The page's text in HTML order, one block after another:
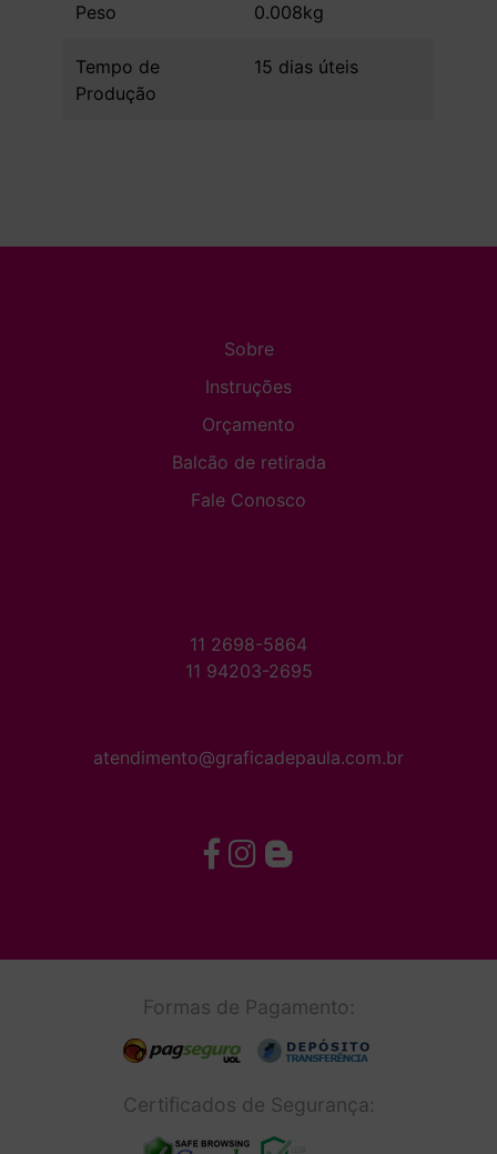
Peso 0.008kg
Tempo de
Produção
15 dias úteis
Sobre
Instruções
Orçamento
Balcão de retirada
Fale Conosco
11 2698-5864
11 94203-2695
atendimento@graficadepaula.com.br
Formas de Pagamento:
Certificados de Segurança: